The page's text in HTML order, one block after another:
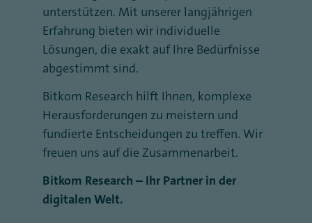
unterstützen. Mit unserer langjährigen
Erfahrung bieten wir individuelle
Lösungen, die exakt auf Ihre Bedürfnisse
abgestimmt sind.
Bitkom Research hilft Ihnen, komplexe
Herausforderungen zu meistern und
fundierte Entscheidungen zu treffen. Wir
freuen uns auf die Zusammenarbeit.
Bitkom Research – Ihr Partner in der
digitalen Welt.